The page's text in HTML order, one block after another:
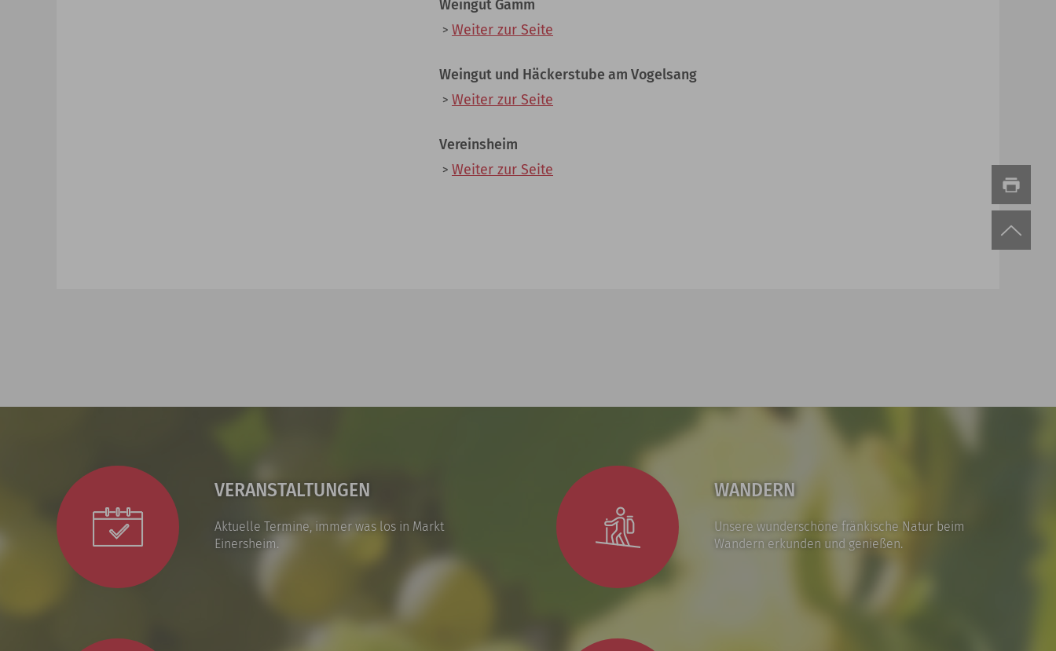
Weingut Gamm
Weiter zur Seite
Weingut und Häckerstube am Vogelsang
Weiter zur Seite
Vereinsheim
Weiter zur Seite
VERANSTALTUNGEN
Aktuelle Termine, immer was los in Markt
Einersheim.
WANDERN
Unsere wunderschöne fränkische Natur beim
Wandern erkunden und genießen.